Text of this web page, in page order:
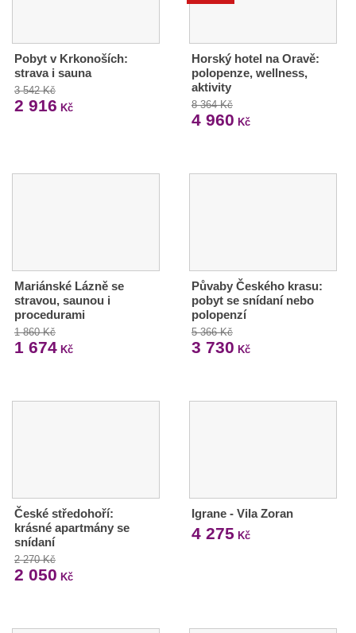
Pobyt v Krkonoších:
strava i sauna
3 542 Kč
2 916 Kč
Horský hotel na Oravě:
polopenze, wellness,
aktivity
8 364 Kč
4 960 Kč
Mariánské Lázně se
stravou, saunou i
procedurami
1 860 Kč
1 674 Kč
Půvaby Českého krasu:
pobyt se snídaní nebo
polopenzí
5 366 Kč
3 730 Kč
České středohoří:
krásné apartmány se
snídaní
2 270 Kč
2 050 Kč
Igrane - Vila Zoran
4 275 Kč